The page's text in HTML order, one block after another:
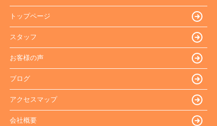
トップページ
スタッフ
お客様の声
ブログ
アクセスマップ
会社概要